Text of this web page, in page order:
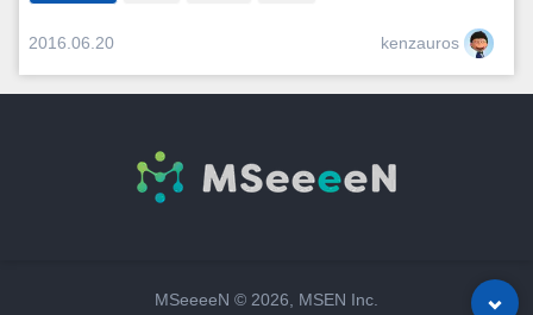
2016.06.20 kenzauros
MSeeeeN © 2026, MSEN Inc.